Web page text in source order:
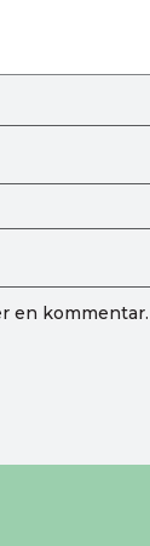
en kommentar.